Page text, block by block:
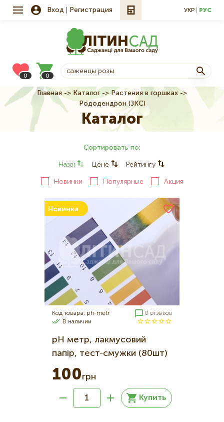
Вход Регистрация УКР РУС
0 0
Строка
навигации
Главная Каталог
Растения в горшках
Рододендрон (ЗКС)
Каталог
Сортировать по:
Назві Цене Рейтингу
Новинки Популярные Акция
Новинка
Код товара: ph-metr
0 отзывов
В наличии
pH метр, лакмусовий
папір, тест-смужки (80шт)
100грн
Купить